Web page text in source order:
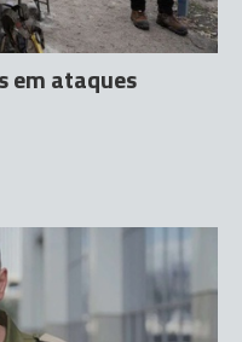
em ataques